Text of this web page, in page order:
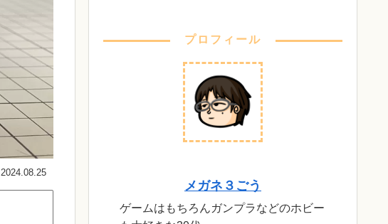
2024.08.25
プロフィール
メガネ３ごう
ゲームはもちろんガンプラなどのホビー